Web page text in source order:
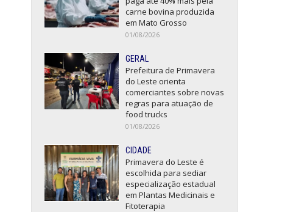
carne bovina produzida
em Mato Grosso
01/08/2026
GERAL
Prefeitura de Primavera
do Leste orienta
comerciantes sobre novas
regras para atuação de
food trucks
01/08/2026
CIDADE
Primavera do Leste é
escolhida para sediar
especialização estadual
em Plantas Medicinais e
Fitoterapia